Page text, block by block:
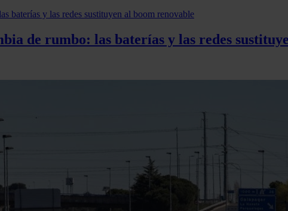
de rumbo: las baterías y las redes